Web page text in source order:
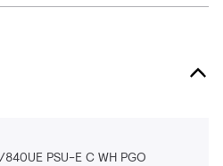
PSU-E C WH PGO